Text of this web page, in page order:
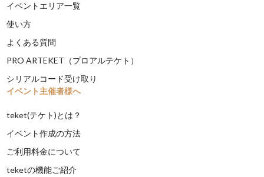
イベントエリア一覧
使い方
よくある質問
PRO ARTEKET（プロアルテケト）
シリアルコード受け取り
イベント主催者様へ
teket(テケト)とは？
イベント作成の方法
ご利用料金について
teketの機能ご紹介